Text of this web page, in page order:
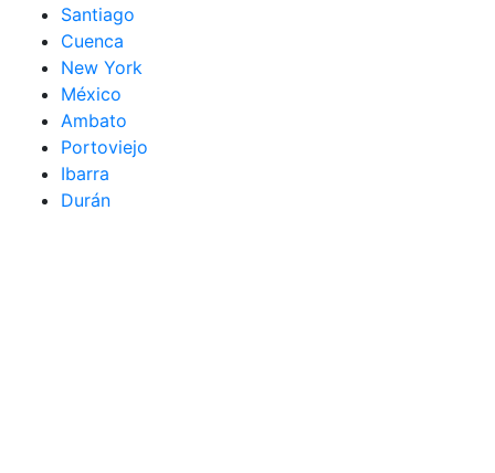
Santiago
Cuenca
New York
México
Ambato
Portoviejo
Ibarra
Durán